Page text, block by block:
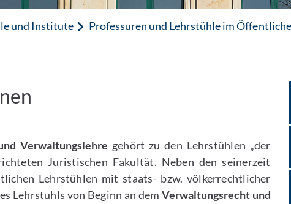
und Institute Professuren und Lehrstühle im
Verwaltungslehre gehört zu den Lehrstühlen „der
Juristischen Fakultät. Neben den seinerzeit
Lehrstühlen mit staats- bzw. völkerrechtlicher
Lehrstuhls von Beginn an dem Verwaltungsrecht und